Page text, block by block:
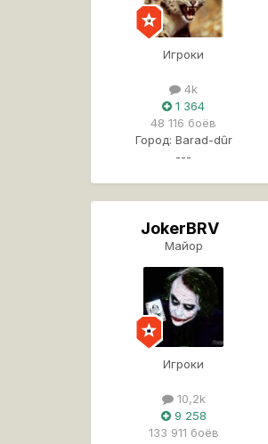
Игроки
4k
1 364
48 116 боёв
Город: Barad-dûr
---
JokerBRV
Майор
Игроки
10,2k
9 258
133 911 боёв